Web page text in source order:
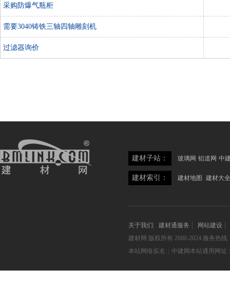
采购防爆气瓶柜
需要3040铸铁三轴四轴雕刻机
过滤器询价
建材子站： 玻璃网 铝道网 中
建材索引： 建材地图 建材大全
关于我们 建材通服务
网站建设
建材网 版权所有 2000-2024 服务热线
本站网络实名：中建网本站通用网址